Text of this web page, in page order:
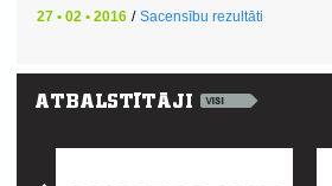
27 • 02 • 2016 / Sacensību rezultāti